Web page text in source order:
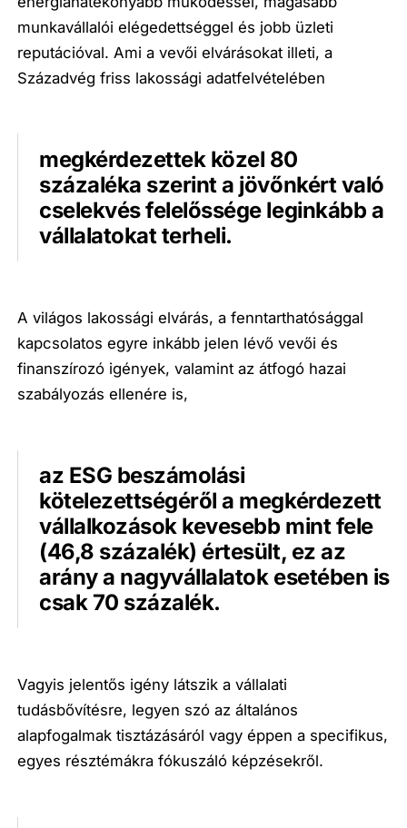
munkavállalói elégedettséggel és jobb üzleti
reputációval. Ami a vevői elvárásokat illeti, a
Századvég friss lakossági adatfelvételében
megkérdezettek közel 80
százaléka szerint a jövőnkért való
cselekvés felelőssége leginkább a
vállalatokat terheli.
A világos lakossági elvárás, a fenntarthatósággal
kapcsolatos egyre inkább jelen lévő vevői és
finanszírozó igények, valamint az átfogó hazai
szabályozás ellenére is,
az ESG beszámolási
kötelezettségéről a megkérdezett
vállalkozások kevesebb mint fele
(46,8 százalék) értesült, ez az
arány a nagyvállalatok esetében is
csak 70 százalék.
Vagyis jelentős igény látszik a vállalati
tudásbővítésre, legyen szó az általános
alapfogalmak tisztázásáról vagy éppen a specifikus,
egyes résztémákra fókuszáló képzésekről.